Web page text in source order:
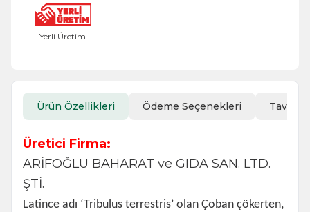
Yerli Üretim
Ürün Özellikleri Ödeme Seçenekleri Tavsiye
Üretici Firma:
ARİFOĞLU BAHARAT ve GIDA SAN. LTD.
ŞTİ.
Latince adı ‘Tribulus terrestris’ olan Çoban çökerten,